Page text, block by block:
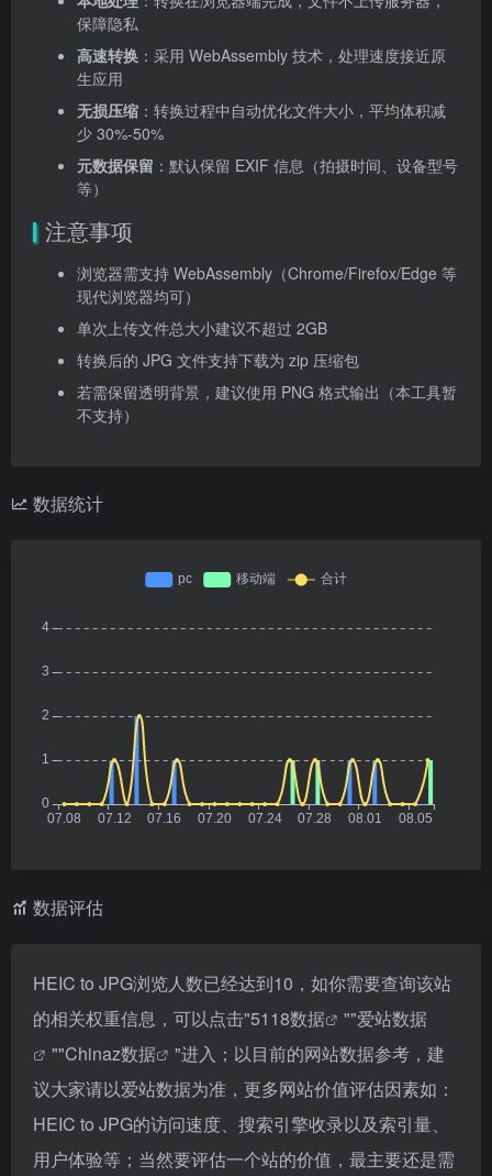
保障隐私
高速转换 ：采用 WebAssembly 技术，处理速度接近原
生应用
无损压缩 ：转换过程中自动优化文件大小，平均体积减
少 30%-50%
元数据保留 ：默认保留 EXIF 信息（拍摄时间、设备型号
等）
注意事项
浏览器需支持 WebAssembly（Chrome/Firefox/Edge 等
现代浏览器均可）
单次上传文件总大小建议不超过 2GB
转换后的 JPG 文件支持下载为 zip 压缩包
若需保留透明背景，建议使用 PNG 格式输出（本工具暂
不支持）
数据统计
数据评估
HEIC to JPG浏览人数已经达到10，如你需要查询该站
的相关权重信息，可以点击"5118数据 ""爱站数据
""Chinaz数据
"进入；以目前的网站数据参考，建
议大家请以爱站数据为准，更多网站价值评估因素如：
HEIC to JPG的访问速度、搜索引擎收录以及索引量、
用户体验等；当然要评估一个站的价值，最主要还是需